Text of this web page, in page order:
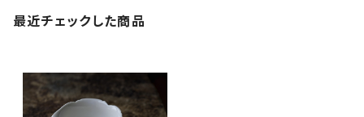
最近チェックした商品